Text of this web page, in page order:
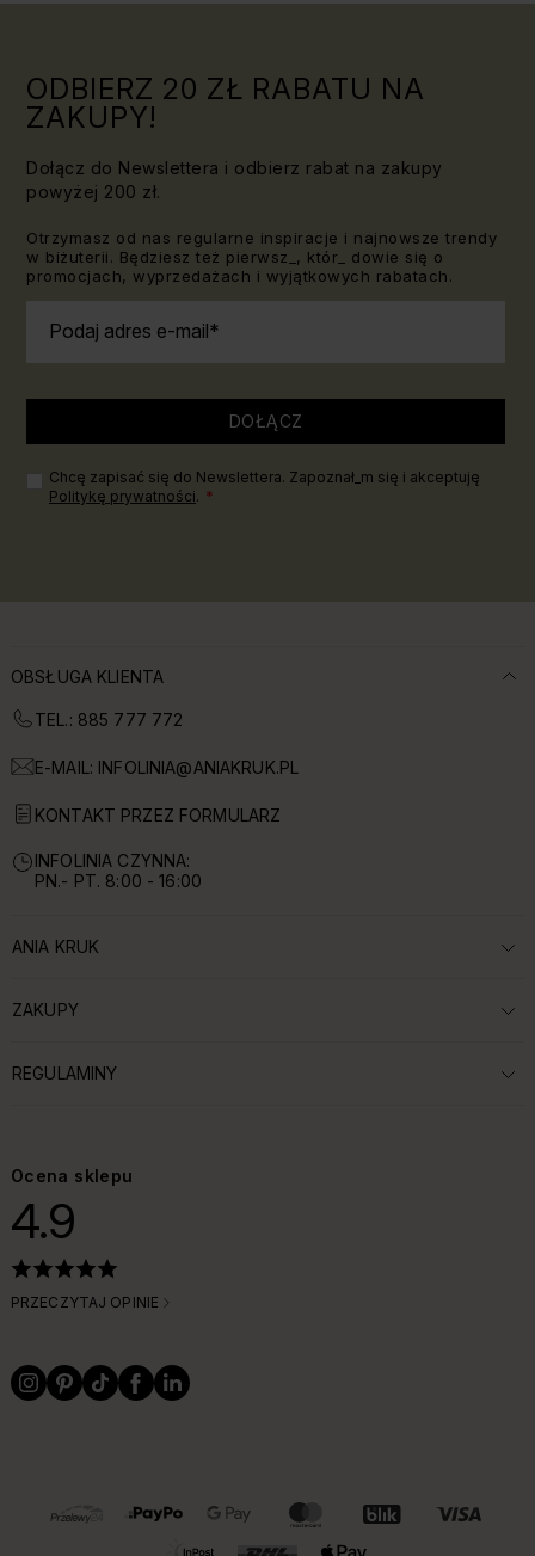
ODBIERZ 20 ZŁ RABATU NA
ZAKUPY!
Dołącz do Newslettera i odbierz rabat na zakupy
powyżej 200 zł.
Otrzymasz od nas regularne inspiracje i najnowsze trendy
w biżuterii. Będziesz też pierwsz_, któr_ dowie się o
promocjach, wyprzedażach i wyjątkowych rabatach.
Podaj adres e-mail
DOŁĄCZ
Chcę zapisać się do Newslettera. Zapoznał_m się i akceptuję
Politykę prywatności.
OBSŁUGA KLIENTA
TEL.: 885 777 772
E-MAIL: INFOLINIA@ANIAKRUK.PL
KONTAKT PRZEZ FORMULARZ
INFOLINIA CZYNNA:
PN.- PT. 8:00 - 16:00
ROZWIŃ SEKCJĘ:
ANIA KRUK
ROZWIŃ SEKCJĘ:
ZAKUPY
ROZWIŃ SEKCJĘ:
REGULAMINY
Ocena sklepu
4.9
PRZECZYTAJ OPINIE
OBSŁUGIWANE FORMY PŁATNOŚCI I DOSTAWY